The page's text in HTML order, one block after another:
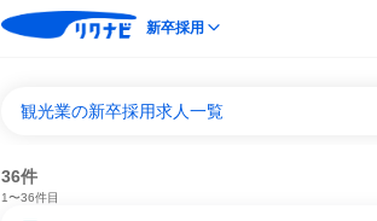
新卒採用
観光業の新卒採用求人一覧
36件
1〜36件目